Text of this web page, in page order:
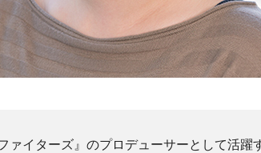
ァイターズ』のプロデューサーとして活躍